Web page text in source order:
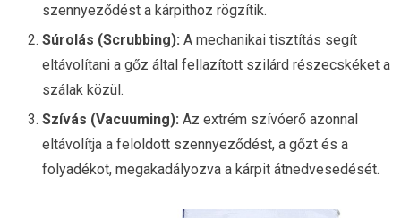
szennyeződést a kárpithoz rögzítik.
Súrolás (Scrubbing): A mechanikai tisztítás segít
eltávolítani a gőz által fellazított szilárd részecskéket a
szálak közül.
Szívás (Vacuuming): Az extrém szívóerő azonnal
eltávolítja a feloldott szennyeződést, a gőzt és a
folyadékot, megakadályozva a kárpit átnedvesedését.